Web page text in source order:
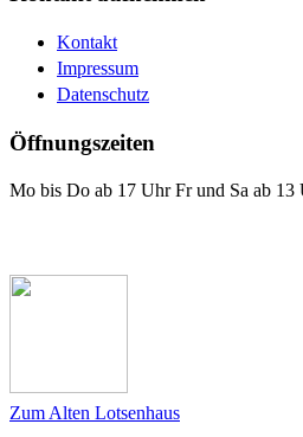
Kontakt
Impressum
Datenschutz
Öffnungszeiten
Mo bis Do ab 17 Uhr Fr und Sa ab 13
Zum Alten Lotsenhaus